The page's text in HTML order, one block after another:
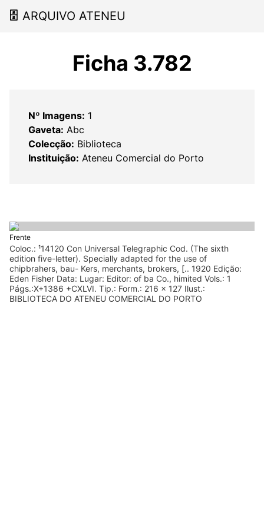
🗄 ARQUIVO ATENEU
Ficha 3.782
Nº Imagens: 1
Gaveta: Abc
Colecção: Biblioteca
Instituição: Ateneu Comercial do Porto
Frente
Coloc.: ¹14120 Con Universal Telegraphic Cod. (The sixth
edition five-letter). Specially adapted for the use of
chipbrahers, bau- Kers, merchants, brokers, [.. 1920 Edição:
Eden Fisher Data: Lugar: Editor: of ba Co., himited Vols.: 1
Págs.:X+1386 +CXLVI. Tip.: Form.: 216 x 127 Ilust.:
BIBLIOTECA DO ATENEU COMERCIAL DO PORTO